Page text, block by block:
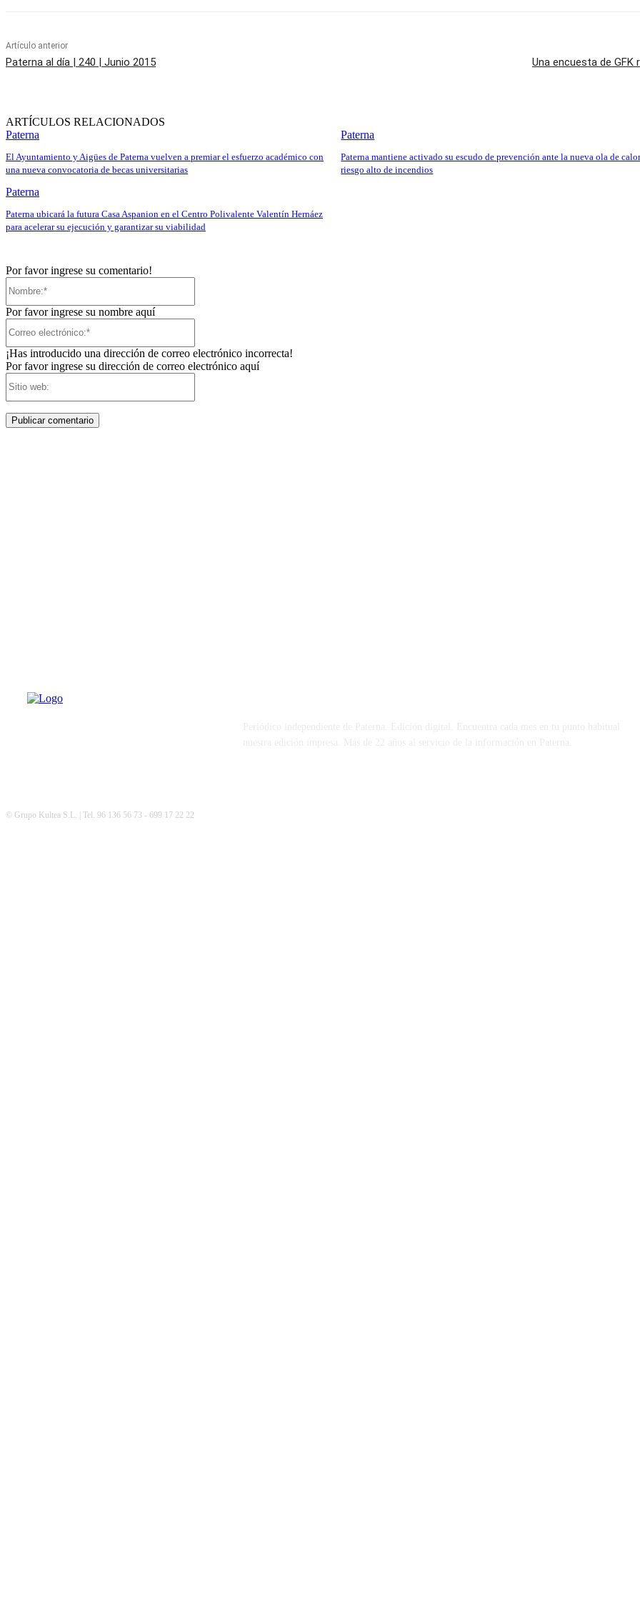
Artículo anterior
Paterna al día | 240 | Junio 2015
Una encuesta de
ARTÍCULOS RELACIONADOS
Paterna
El Ayuntamiento y Aigües de Paterna vuelven a premiar el esfuerzo académico con
una nueva convocatoria de becas universitarias
Paterna
Paterna mantiene activado su escudo de prevención ante la nueva ola de
riesgo alto de incendios
Paterna
Paterna ubicará la futura Casa Aspanion en el Centro Polivalente Valentín Hernáez
para acelerar su ejecución y garantizar su viabilidad
Por favor ingrese su comentario!
Por favor ingrese su nombre aquí
¡Has introducido una dirección de correo electrónico incorrecta!
Por favor ingrese su dirección de correo electrónico aquí
© Grupo Kultea S.L. | Tel. 96 136 56 73 - 699 17 22 22